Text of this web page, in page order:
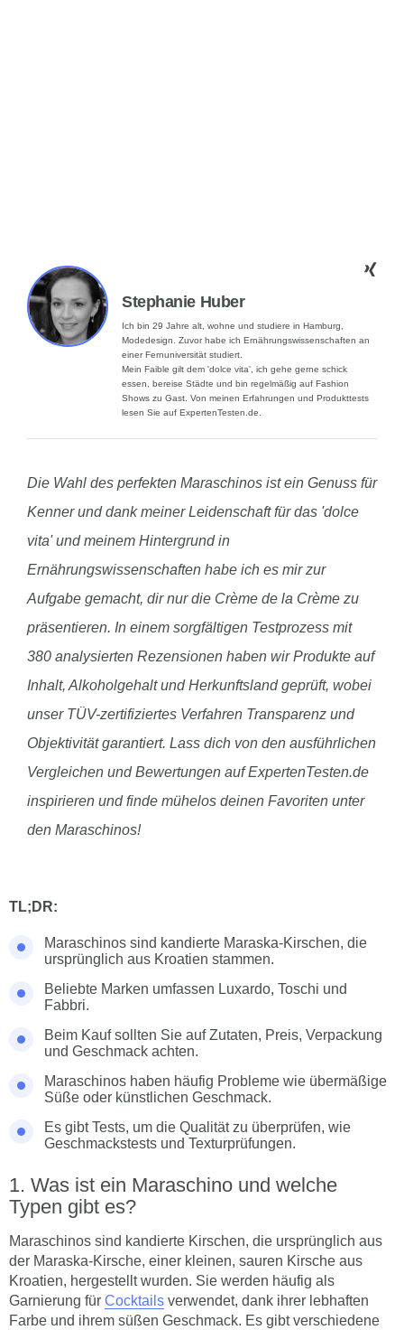
Stephanie Huber
Ich bin 29 Jahre alt, wohne und studiere in Hamburg,
Modedesign. Zuvor habe ich Ernährungswissenschaften an
einer Fernuniversität studiert.
Mein Faible gilt dem 'dolce vita', ich gehe gerne schick
essen, bereise Städte und bin regelmäßig auf Fashion
Shows zu Gast. Von meinen Erfahrungen und Produkttests
lesen Sie auf ExpertenTesten.de.
Die Wahl des perfekten Maraschinos ist ein Genuss für
Kenner und dank meiner Leidenschaft für das 'dolce
vita' und meinem Hintergrund in
Ernährungswissenschaften habe ich es mir zur
Aufgabe gemacht, dir nur die Crème de la Crème zu
präsentieren. In einem sorgfältigen Testprozess mit
380 analysierten Rezensionen haben wir Produkte auf
Inhalt, Alkoholgehalt und Herkunftsland geprüft, wobei
unser TÜV-zertifiziertes Verfahren Transparenz und
Objektivität garantiert. Lass dich von den ausführlichen
Vergleichen und Bewertungen auf ExpertenTesten.de
inspirieren und finde mühelos deinen Favoriten unter
den Maraschinos!
TL;DR:
Maraschinos sind kandierte Maraska-Kirschen, die
ursprünglich aus Kroatien stammen.
Beliebte Marken umfassen Luxardo, Toschi und
Fabbri.
Beim Kauf sollten Sie auf Zutaten, Preis, Verpackung
und Geschmack achten.
Maraschinos haben häufig Probleme wie übermäßige
Süße oder künstlichen Geschmack.
Es gibt Tests, um die Qualität zu überprüfen, wie
Geschmackstests und Texturprüfungen.
Was ist ein Maraschino und welche
Typen gibt es?
Maraschinos sind kandierte Kirschen, die ursprünglich aus
der Maraska-Kirsche, einer kleinen, sauren Kirsche aus
Kroatien, hergestellt wurden. Sie werden häufig als
Garnierung für Cocktails verwendet, dank ihrer lebhaften
Farbe und ihrem süßen Geschmack. Es gibt verschiedene